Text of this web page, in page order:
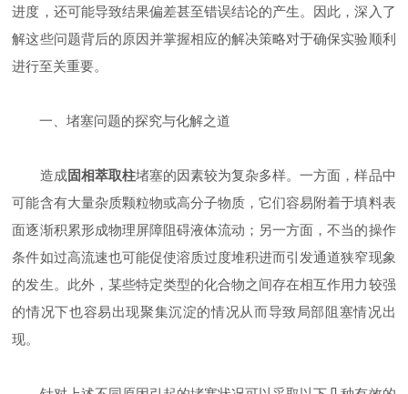
进度，还可能导致结果偏差甚至错误结论的产生。因此，深入了
解这些问题背后的原因并掌握相应的解决策略对于确保实验顺利
进行至关重要。
一、堵塞问题的探究与化解之道
造成固相萃取柱堵塞的因素较为复杂多样。一方面，样品中
可能含有大量杂质颗粒物或高分子物质，它们容易附着于填料表
面逐渐积累形成物理屏障阻碍液体流动；另一方面，不当的操作
条件如过高流速也可能促使溶质过度堆积进而引发通道狭窄现象
的发生。此外，某些特定类型的化合物之间存在相互作用力较强
的情况下也容易出现聚集沉淀的情况从而导致局部阻塞情况出
现。